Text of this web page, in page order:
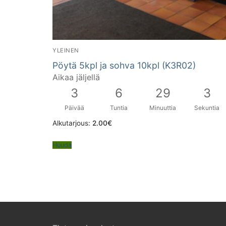
YLEINEN
Pöytä 5kpl ja sohva 10kpl (K3R02)
Aikaa jäljellä
3
Päivää
6
Tuntia
29
Minuuttia
2
Sekuntia
Alkutarjous: 2.00€
Huuda